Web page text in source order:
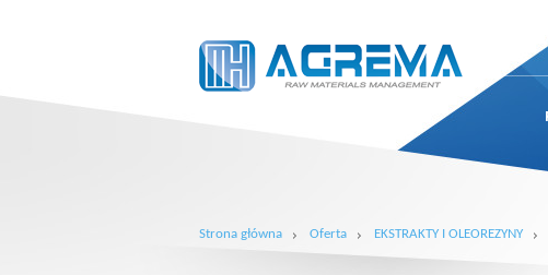
Strona główna Oferta EKSTRAKTY I OLEOREZYNY